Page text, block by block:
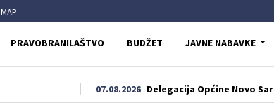
MAP
PRAVOBRANILAŠTVO BUDŽET JAVNE NABAVKE
Delegacija Općine Novo Sarajevo